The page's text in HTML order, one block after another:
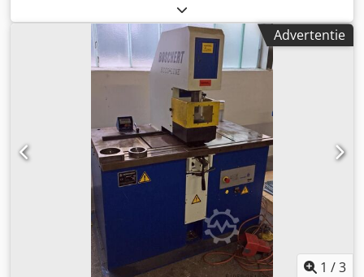
K3 voor het ontbramen van rechte plaatkanten en op de
laterale aggragaat geschikt voor uitsparingen en
inkepingen tot 70 mm diep en buitenradii op plaat. 3
motoren á 1,5 kW borsteldiameter : 300 mm Materiaal:
draadborstels VA/staal Materiaalbereik: 0,8-8 mm dikte
Afmetingen machine: Breedte: 1400 mm Hoogte: 580 mm
Diepte: 670 mm Onderstel: 800 mm hoog (werkhoogte 920
mm) Tafelsteun: 200x1400 mm Vasthoudinrichting als
plaatgeleider De plaatrand wordt bij het passeren
gelijktijdig van boven en van onderen ontbraamd. Als de
braam erg dik is, kunnen de motoren gesynchroniseerd
worden zodat beide de dikke braam van bovenaf
verwijderen. Credpfx Astr Avieqxjf De 3e (laterale) eenheid
is voor het ontbramen van buitencontouren en wordt apart
ingeschakeld. Een grotere laterale tafelsteun dient als
Advertentie
1 /3